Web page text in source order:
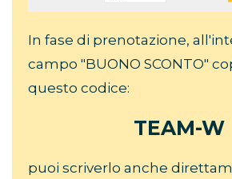
In fase di prenotazione,
campo "BUONO SCONTO"
questo codice:
TEAM-W
puoi scriverlo anche